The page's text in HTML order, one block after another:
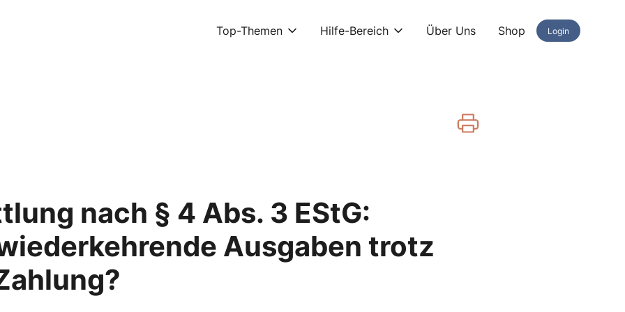
Top-Themen Hilfe-Bereich Über Uns Shop Login
nach § 4 Abs. 3 EStG:
Ausgaben trotz